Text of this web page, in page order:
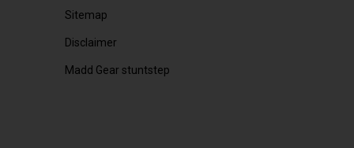
Sitemap
Disclaimer
Madd Gear stuntstep